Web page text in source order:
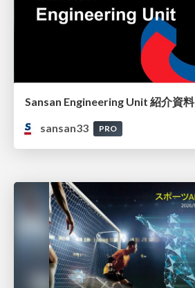
Sansan Engineering Unit 紹介資料
sansan33
PRO